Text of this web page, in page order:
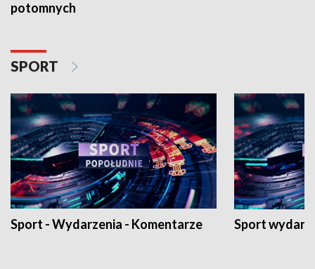
potomnych
SPORT
Sport - Wydarzenia - Komentarze Sport